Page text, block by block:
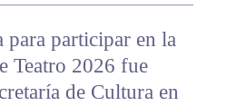
participar en la
Teatro 2026 fue
de Cultura en